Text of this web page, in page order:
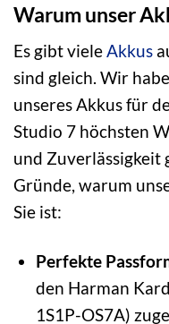
Warum unser
Es gibt vieleAkkus
sind gleich. Wir
unseres Akkus für
Studio 7 höchsten
und Zuverlässigkeit
Gründe, warum
Sie ist:
Perfekte
den Harman
1S1P-OS7A)